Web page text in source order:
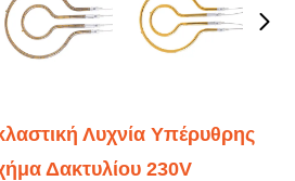
Λυχνία Υπέρυθρης
Δακτυλίου 230V